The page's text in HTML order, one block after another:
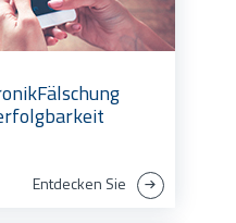
Entdecken Sie